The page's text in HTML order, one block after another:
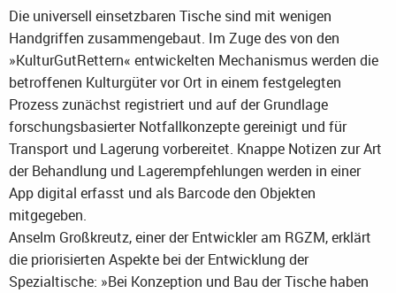
Die universell einsetzbaren Tische sind mit wenigen
Handgriffen zusammengebaut. Im Zuge des von den
»KulturGutRettern« entwickelten Mechanismus werden die
betroffenen Kulturgüter vor Ort in einem festgelegten
Prozess zunächst registriert und auf der Grundlage
forschungsbasierter Notfallkonzepte gereinigt und für
Transport und Lagerung vorbereitet. Knappe Notizen zur Art
der Behandlung und Lagerempfehlungen werden in einer
App digital erfasst und als Barcode den Objekten
mitgegeben.
Anselm Großkreutz, einer der Entwickler am RGZM, erklärt
die priorisierten Aspekte bei der Entwicklung der
Spezialtische: »Bei Konzeption und Bau der Tische haben